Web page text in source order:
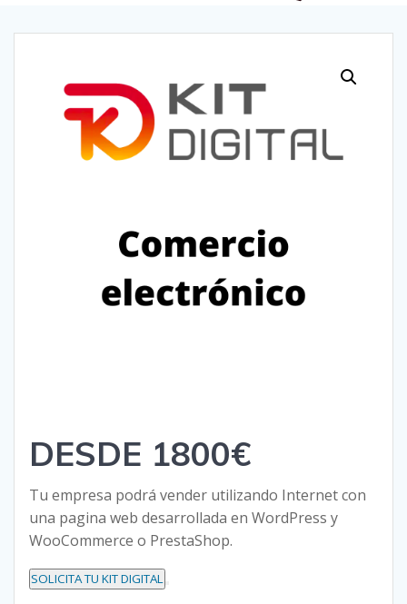
DESDE 1800€
Tu empresa podrá vender utilizando Internet con
una pagina web desarrollada en WordPress y
WooCommerce o PrestaShop.
SOLICITA TU KIT DIGITAL